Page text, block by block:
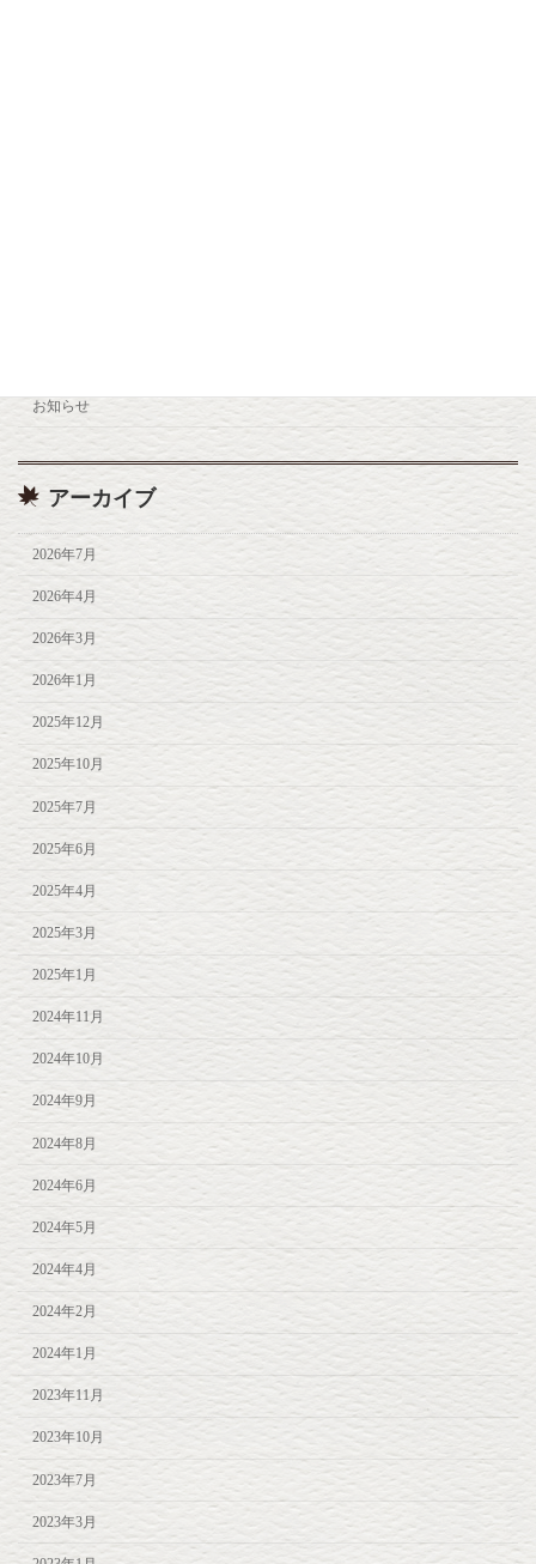
お知らせ
アーカイブ
2026年7月
2026年4月
2026年3月
2026年1月
2025年12月
2025年10月
2025年7月
2025年6月
2025年4月
2025年3月
2025年1月
2024年11月
2024年10月
2024年9月
2024年8月
2024年6月
2024年5月
2024年4月
2024年2月
2024年1月
2023年11月
2023年10月
2023年7月
2023年3月